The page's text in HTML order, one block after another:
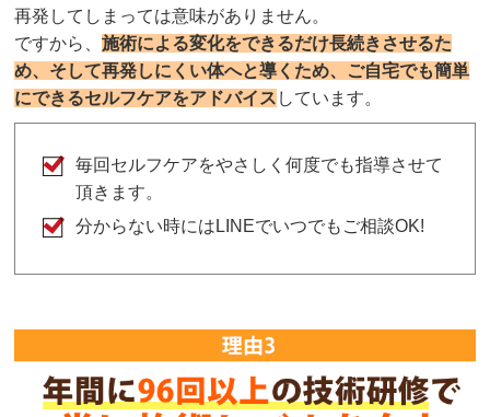
再発してしまっては意味がありません。
ですから、施術による変化をできるだけ長続きさせるた
め、そして再発しにくい体へと導くため、ご自宅でも簡単
にできるセルフケアをアドバイス しています。
毎回セルフケアをやさしく何度でも指導させて
頂きます。
分からない時にはLINEでいつでもご相談OK!